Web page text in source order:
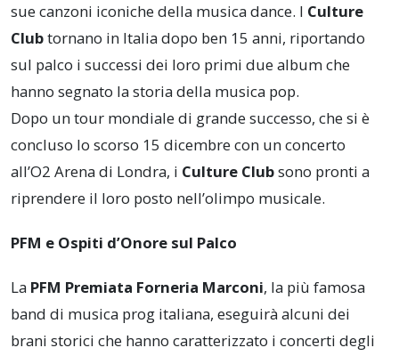
sue canzoni iconiche della musica dance. I Culture
Clubtornano in Italia dopo ben 15 anni, riportando
sul palco i successi dei loro primi due album che
hanno segnato la storia della musica pop.
Dopo un tour mondiale di grande successo, che si è
concluso lo scorso 15 dicembre con un concerto
all’O2 Arena di Londra, i Culture Clubsono pronti a
riprendere il loro posto nell’olimpo musicale.
PFM e Ospiti d’Onore sul Palco
La PFM Premiata Forneria Marconi, la più famosa
band di musica prog italiana, eseguirà alcuni dei
brani storici che hanno caratterizzato i concerti degli